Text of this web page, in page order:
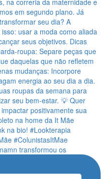
transformou os